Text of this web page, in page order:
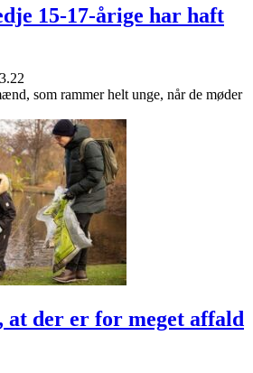
15-17-årige har haft
som rammer helt unge, når de møder
at der er for meget affald